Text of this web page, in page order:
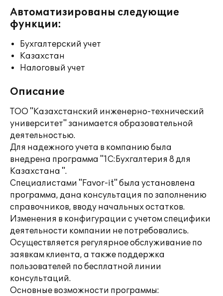
Автоматизированы следующие
функции:
Бухгалтерский учет
Казахстан
Налоговый учет
Описание
ТОО "Казахстанский инженерно-технический
университет" занимается образовательной
деятельностью.
Для надежного учета в компанию была
внедрена программа "1С:Бухгалтерия 8 для
Казахстана ".
Специалистами "Favor-it" была установлена
программа, дана консультация по заполнению
справочников, вводу начальных остатков.
Изменения в конфигурации с учетом специфики
деятельности компании не потребовались.
Осуществляется регулярное обслуживание по
заявкам клиента, а также поддержка
пользователей по бесплатной линии
консультаций.
Основные возможности программы: